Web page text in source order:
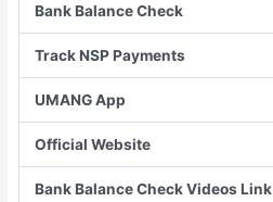
Bank Balance Check
Track NSP Payments
UMANG App
Official Website
Bank Balance Check Videos Link